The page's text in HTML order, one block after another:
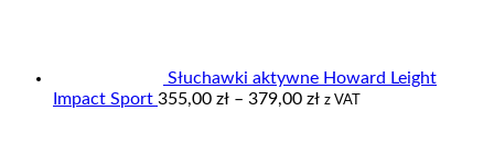
Słuchawki aktywne Howard Leight
Impact Sport 355,00 zł – 379,00 złZakres
z VAT